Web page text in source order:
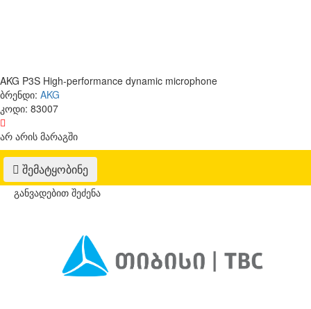
AKG P3S High-performance dynamic microphone
ბრენდი: AKG
კოდი: 83007
არ არის მარაგში
შემატყობინე
განვადებით შეძენა